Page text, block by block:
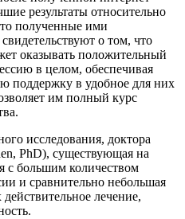
результаты относительно
полученные ими
о том, что
оказывать положительный
в целом, обеспечивая
поддержку в удобное для них
им полный курс
исследования, доктора
PhD), существующая на
с большим количеством
и сравнительно небольшая
лечение,